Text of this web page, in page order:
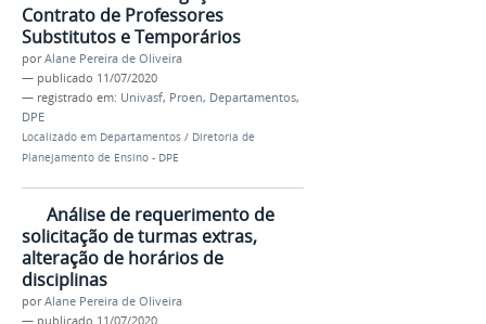
Contrato de Professores
Substitutos e Temporários
porAlane Pereira de Oliveira
— publicado 11/07/2020
— registrado em: Univasf, Proen, Departamentos,
DPE
Localizado em Departamentos / Diretoria de
Planejamento de Ensino - DPE
Análise de requerimento de
solicitação de turmas extras,
alteração de horários de
disciplinas
porAlane Pereira de Oliveira